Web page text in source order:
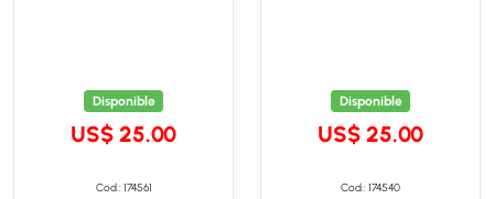
Disponible
US$ 25.00
Cod.: 174561
Disponible
US$ 25.00
Cod.: 174540